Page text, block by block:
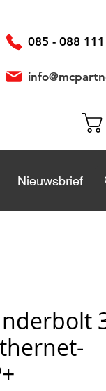
085 - 088
ons
Nieuwsbrief